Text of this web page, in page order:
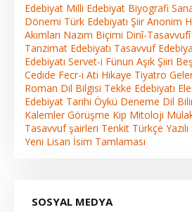
Edebiyat Milli Edebiyat Biyografi
Dönemi Türk Edebiyatı Şiir Anonim
Akımları Nazım Biçimi Dinî-Tasavvufî
Tanzimat Edebiyatı Tasavvuf
Edebiyatı Servet-i Fünun Aşık Şiiri
Cedide Fecr-i Ati Hikaye Tiyatro
Roman Dil Bilgisi Tekke Edebiyatı
Edebiyat Tarihi Öykü Deneme Dil
Kalemler Görüşme Kip Mitoloji
Tasavvuf şairleri Tenkit Türkçe
Yeni Lisan İsim Tamlaması
SOSYAL MEDYA